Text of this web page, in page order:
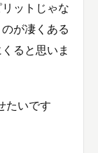
ットじゃな
が凄くある
ると思いま
たいです